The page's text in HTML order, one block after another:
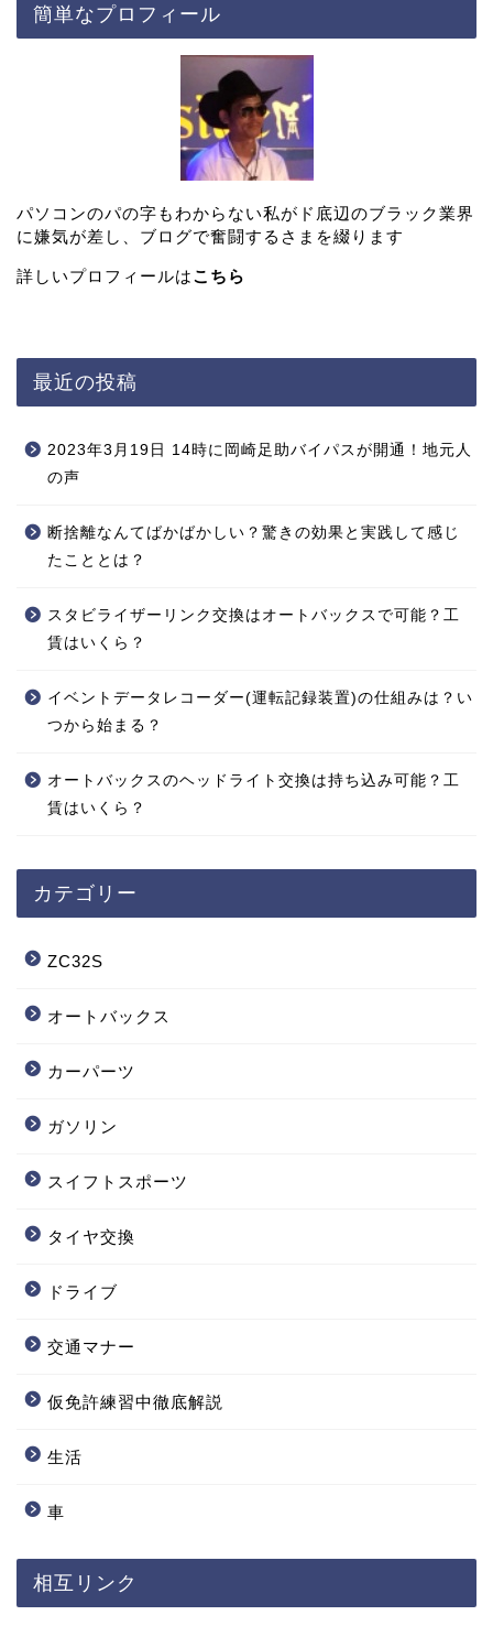
簡単なプロフィール
パソコンのパの字もわからない私がド底辺のブラック業界
に嫌気が差し、ブログで奮闘するさまを綴ります
詳しいプロフィールはこちら
最近の投稿
2023年3月19日 14時に岡崎足助バイパスが開通！地元人
の声
断捨離なんてばかばかしい？驚きの効果と実践して感じ
たこととは？
スタビライザーリンク交換はオートバックスで可能？工
賃はいくら？
イベントデータレコーダー(運転記録装置)の仕組みは？い
つから始まる？
オートバックスのヘッドライト交換は持ち込み可能？工
賃はいくら？
カテゴリー
ZC32S
オートバックス
カーパーツ
ガソリン
スイフトスポーツ
タイヤ交換
ドライブ
交通マナー
仮免許練習中徹底解説
生活
車
相互リンク